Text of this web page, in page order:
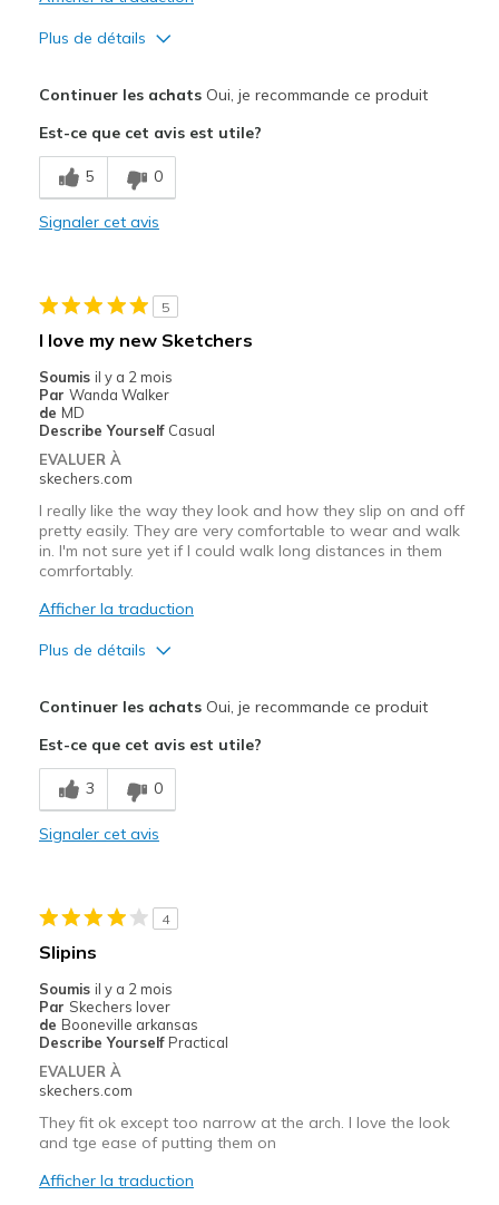
Plus de détails
Breathe Well
Comfortable
Les meilleures utilisations
Width
Sizing
Feels true to size
Continuer les achatsOui, je recommande ce produit
Est-ce que cet avis est utile?
5 0
Signaler cet avis
5
I love my new Sketchers
Soumis il y a 2 mois
Par Wanda Walker
de MD
Describe Yourself Casual
EVALUER À
skechers.com
I really like the way they look and how they slip on and off
pretty easily. They are very comfortable to wear and walk
in. I'm not sure yet if I could walk long distances in them
comrfortably.
Afficher la traduction
Plus de détails
Comfortable
Stylish
Sizing
View On Shoes
Continuer les achatsOui, je recommande ce produit
Est-ce que cet avis est utile?
3 0
Signaler cet avis
4
Slipins
Soumis il y a 2 mois
Par Skechers lover
de Booneville arkansas
Describe Yourself Practical
EVALUER À
skechers.com
They fit ok except too narrow at the arch. I love the look
and tge ease of putting them on
Afficher la traduction